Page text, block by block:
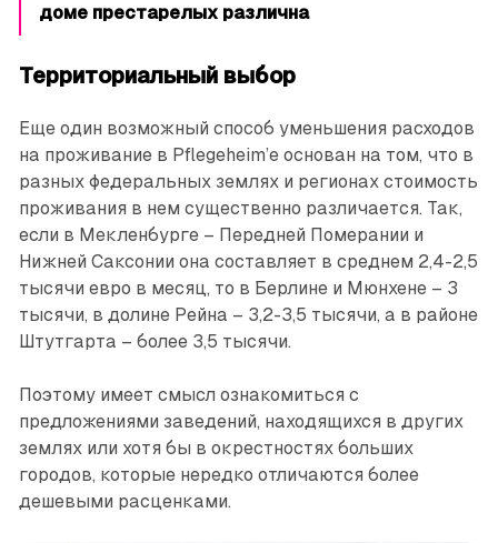
доме престарелых различна
Территориальный выбор
Еще один возможный способ уменьшения расходов
на проживание в Pflegeheim’е основан на том, что в
разных федеральных землях и регионах стоимость
проживания в нем существенно различается. Так,
если в Мекленбурге – Передней ­Померании и
Нижней ­Саксонии она составляет в среднем 2,4-2,5
тысячи евро в месяц, то в Берлине и Мюнхене – 3
тысячи, в долине Рейна – 3,2-3,5 тысячи, а в районе
Штутгарта – более 3,5 тысячи.
Поэтому имеет смысл ознакомиться с
предложениями заведений, находящихся в других
землях или хотя бы в окрестностях больших
городов, которые нередко отличаются более
дешевыми расценками.